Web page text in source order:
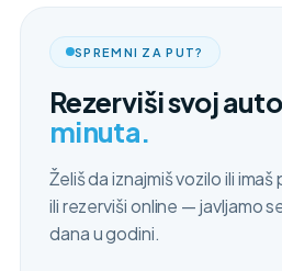
SPREMNI ZA PUT?
Rezerviši svoj
minuta.
Želiš da iznajmiš vozilo ili
ili rezerviši online — javljamo
dana u godini.